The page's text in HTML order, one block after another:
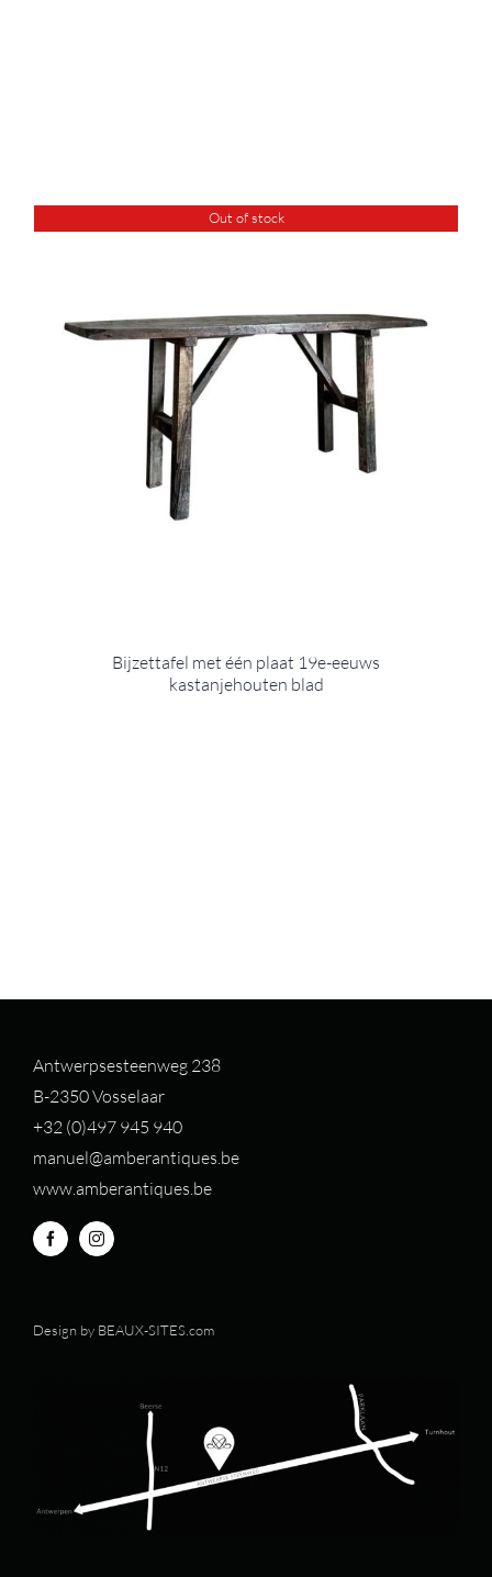
Out of stock
Bijzettafel met één plaat 19e-eeuws
kastanjehouten blad
Antwerpsesteenweg 238
B-2350 Vosselaar
+32 (0)497 945 940
manuel@amberantiques.be
www.amberantiques.be
Design by BEAUX-SITES.com